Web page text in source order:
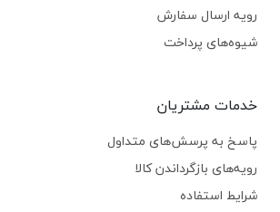
رویه ارسال سفارش
شیوه‌های پرداخت
خدمات مشتریان
پاسخ به پرسش‌های متداول
رویه‌های بازگرداندن کالا
شرایط استفاده